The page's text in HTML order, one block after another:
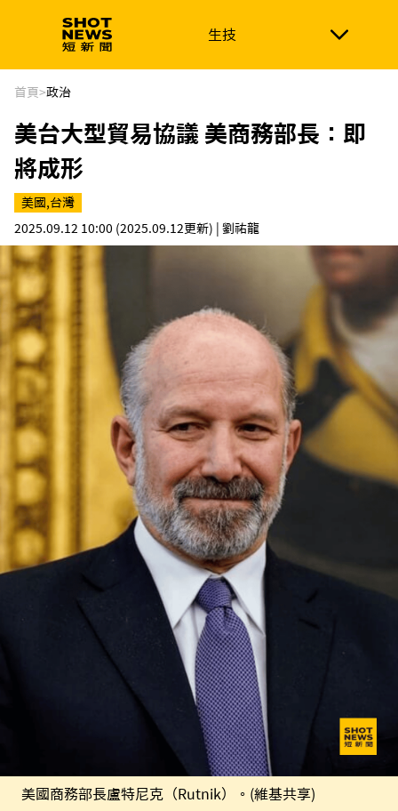
生技
生技 政治
新南向 體育
首頁>政治
美台大型貿易協議 美商務部長：即
將成形
美國,台灣
2025.09.12 10:00 (2025.09.12更新) | 劉祐龍
美國商務部長盧特尼克（Rutnik）。(維基共享)